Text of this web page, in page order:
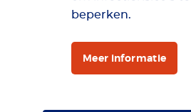
beperken.
Meer informatie